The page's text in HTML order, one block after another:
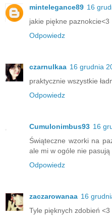
mintelegance89 16
jakie piękne paznokcie<3
Odpowiedz
czarnulkaa 16 grudnia
praktycznie wszystkie
Odpowiedz
Cumulonimbus93 16
Świąteczne wzorki na
ale mi w ogóle nie pasują
Odpowiedz
zaczarowanaa 16
Tyle pięknych zdobień <3